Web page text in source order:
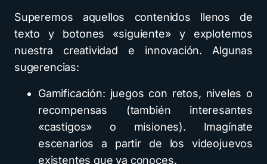
Superemos aquellos contenidos llenos de
texto y botones «siguiente» y explotemos
nuestra creatividad e innovación. Algunas
sugerencias:
Gamificación: juegos con retos, niveles o
recompensas (también interesantes
«castigos» o misiones). Imagínate
escenarios a partir de los videojuevos
existentes que ya conoces.